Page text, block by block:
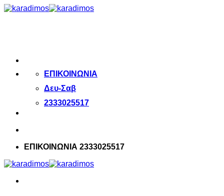
Μετάβαση
ΕΠΙΚΟΙΝΩΝΙΑ
Δευ-Σαβ
2333025517
ΕΠΙΚΟΙΝΩΝΙΑ 2333025517